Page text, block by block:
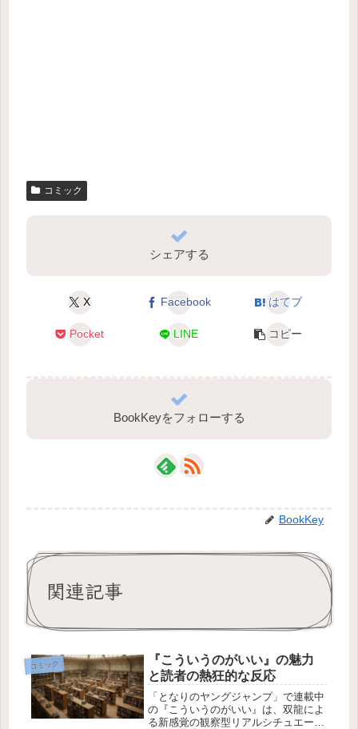
コミック
シェアする
X Facebook はてブ
Pocket LINE コピー
BookKeyをフォローする
BookKey
関連記事
コミック
『こういうのがいい』の魅力
と読者の熱狂的な反応
「となりのヤングジャンプ」で連載中
の『こういうのがいい』は、双龍によ
る新感覚の観察型リアルシチュエーシ